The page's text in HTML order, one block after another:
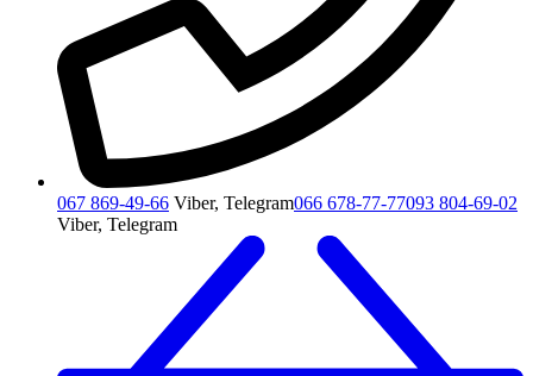
067 869-49-66 Viber, Telegram066 678-77-77093 804-69-02
Viber, Telegram